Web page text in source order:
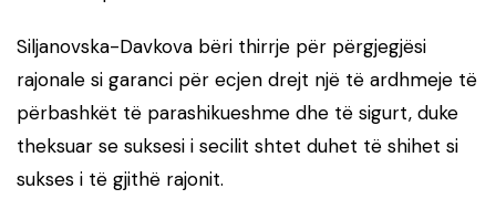
Siljanovska-Davkova bëri thirrje për përgjegjësi
rajonale si garanci për ecjen drejt një të ardhmeje të
përbashkët të parashikueshme dhe të sigurt, duke
theksuar se suksesi i secilit shtet duhet të shihet si
sukses i të gjithë rajonit.